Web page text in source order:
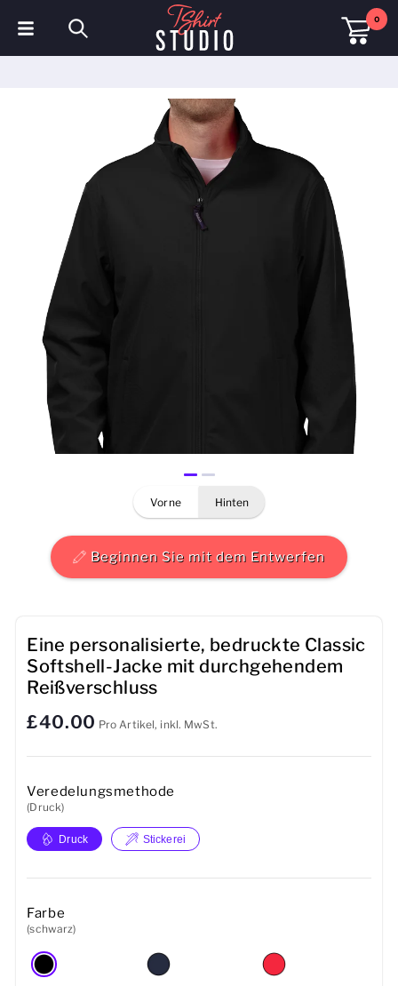
0
Sweatshirts
Mützen & Kappen
Sportbekleidung
Arbeitskleidung
Fleece & Jacken
Herren
Baby
Tassen
Handtücher
Taschen
Sport-Accessoires
vorne hinten
Beginnen Sie mit dem Entwerfen
Eine personalisierte, bedruckte Classic
Softshell-Jacke mit durchgehendem
Reißverschluss
£40.00 Pro Artikel, inkl. MwSt.
Veredelungsmethode
(Druck)
Druck Stickerei
Farbe
(schwarz)